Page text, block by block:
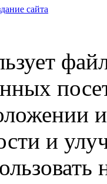
сайта
и